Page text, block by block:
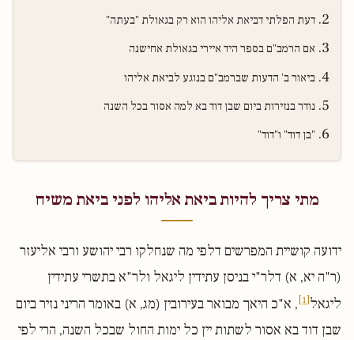
דעת הפלתי דביאת אליהו הוא רק בגאולת "בעתה"
אם הרמב"ם בספר היד איירי בגאולת אחישנה
ביאור ב' הדעות שברמב"ם בנוגע לביאת אליהו
נודר בנזירות ביום שבן דוד בא למה אסור בכל השנה
"בן דוד" ו"דוד"
מתי צריך להיות ביאת אליהו לפני ביאת משיח
ידועה קושיית המפרשים דלפי מה שנחלקו רבי יהושע ורבי אליעזר
(ר"ה יא, א) דלר"י בניסן עתידין ליגאל ולר"א בתשרי עתידין
ליגאל[1]
, א"כ היאך מבואר בעירובין (מג, א) באומר הריני נזיר ביום
שבן דוד בא אסור לשתות יין כל ימות החול שבכל השנה, הרי לפי